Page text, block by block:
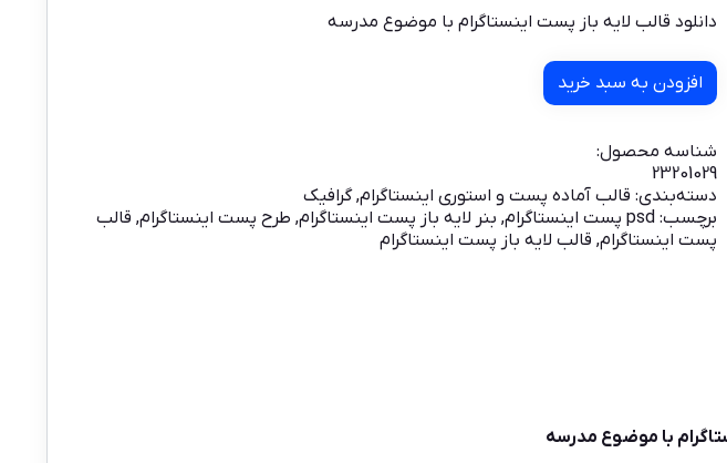
دانلود قالب لایه باز پست اینستاگرام با موضوع مدرسه
افزودن به سبد خرید
شناسه محصول:
23201029
دسته‌بندی: قالب آماده پست و استوری اینستاگرام,گرافیک
برچسب: psd پست اینستاگرام , بنر لایه باز پست اینستاگرام, طرح پست اینستاگرام, قالب
پست اینستاگرام, قالب لایه باز پست اینستاگرام
با موضوع مدرسه